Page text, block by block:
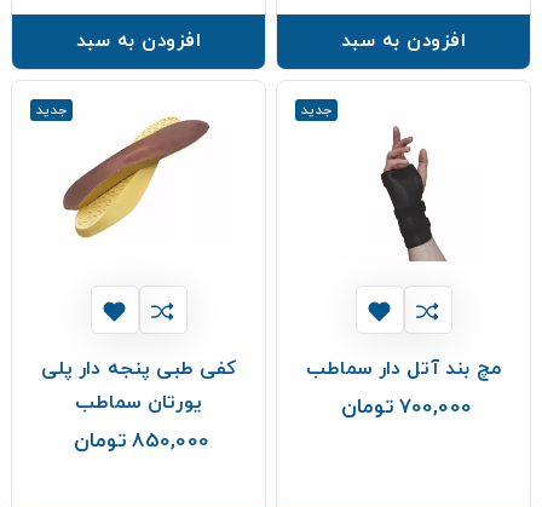
افزودن به سبد افزودن به سبد
جدید
مچ بند آتل دار سماطب
700,000 تومان
جدید
کفی طبی پنجه دار پلی
یورتان سماطب
850,000 تومان